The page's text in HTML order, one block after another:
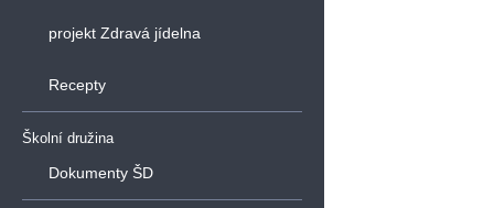
projekt Zdravá jídelna
Recepty
Školní družina
Dokumenty ŠD